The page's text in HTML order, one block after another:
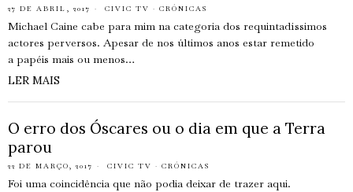
27 DE ABRIL, 2017 CIVIC TV · CRÓNICAS
Michael Caine cabe para mim na categoria dos requintadíssimos
actores perversos. Apesar de nos últimos anos estar remetido
a papéis mais ou menos…
LER MAIS
O erro dos Óscares ou o dia em que a Terra
parou
22 DE MARÇO, 2017 CIVIC TV · CRÓNICAS
Foi uma coincidência que não podia deixar de trazer aqui.